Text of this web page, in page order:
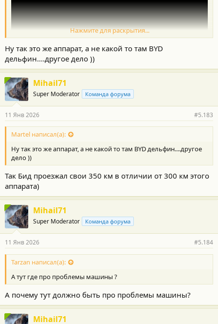
мире
Если даже глава Тойоты говорит, что электричка наносит вред
окружающей среде в 3 раза больше гибрида и в 2 раза больше
Нажмите для раскрытия...
Ну так это же аппарат, а не какой то там BYD
дельфин....другое дело ))
Mihail71
Super Moderator Команда форума
11 Янв 2026 #5.183
Martel написал(а):
Ну так это же аппарат, а не какой то там BYD дельфин....другое
дело ))
Так Бид проезжал свои 350 км в отличии от 300 км этого
аппарата)
Mihail71
Super Moderator Команда форума
11 Янв 2026 #5.184
Tarzan написал(а):
А тут где про проблемы машины ?
А почему тут должно быть про проблемы машины?
Mihail71